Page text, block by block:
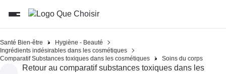
Santé Bien-être
Hygiène - Beauté
Ingrédients indésirables dans les cosmétiques
Comparatif Substances toxiques dans les cosmétiques
Soins du corps
Retour au comparatif substances toxiques dans les